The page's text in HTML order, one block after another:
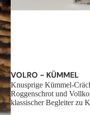
Sale
VOLRO - KÜMMEL
Knusprige Kümmel-
Roggenschrot und
klassischer Begleiter zu